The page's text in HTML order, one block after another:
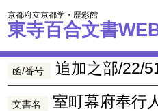
京都府立京都学・歴彩館
東寺百合文書
函/番号 追加之部/22/
文書名 室町幕府奉行